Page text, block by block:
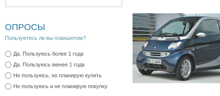
ОПРОСЫ
Пользуетесь ли вы планшетом?
Да. Пользуюсь более 1 года
Да. Пользуюсь менее 1 года
Не пользуюсь, но планирую купить
Не пользуюсь и не планирую покупку